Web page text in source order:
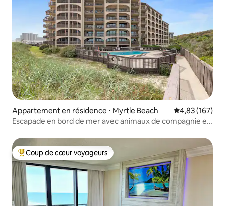
Appartement en résidence ⋅ Myrtle Beach Évaluation
4,83 (167)
Escapade en bord de mer avec animaux de compagnie et
Coups de cœur voyageurs les plus appréciés
Coup de cœur voyageurs